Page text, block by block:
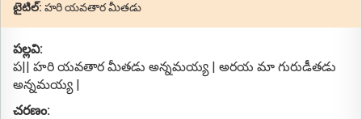
టైటిల్: హరి యవతార మీతడు
పల్లవి:
ప|| హరి యవతార మీతడు అన్నమయ్య | అరయ మా గురుడీతడు
అన్నమయ్య |
చరణం: